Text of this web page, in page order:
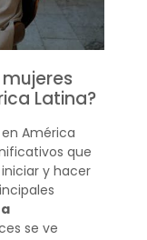
Latina?
América
que
y hacer
se ve